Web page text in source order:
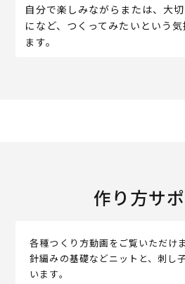
自分で楽しみながらまたは、大
になど、つくってみたいという
ます。
作り方サ
各種つくり方動画をご覧いただけ
針編みの基礎などニットと、刺し
います。